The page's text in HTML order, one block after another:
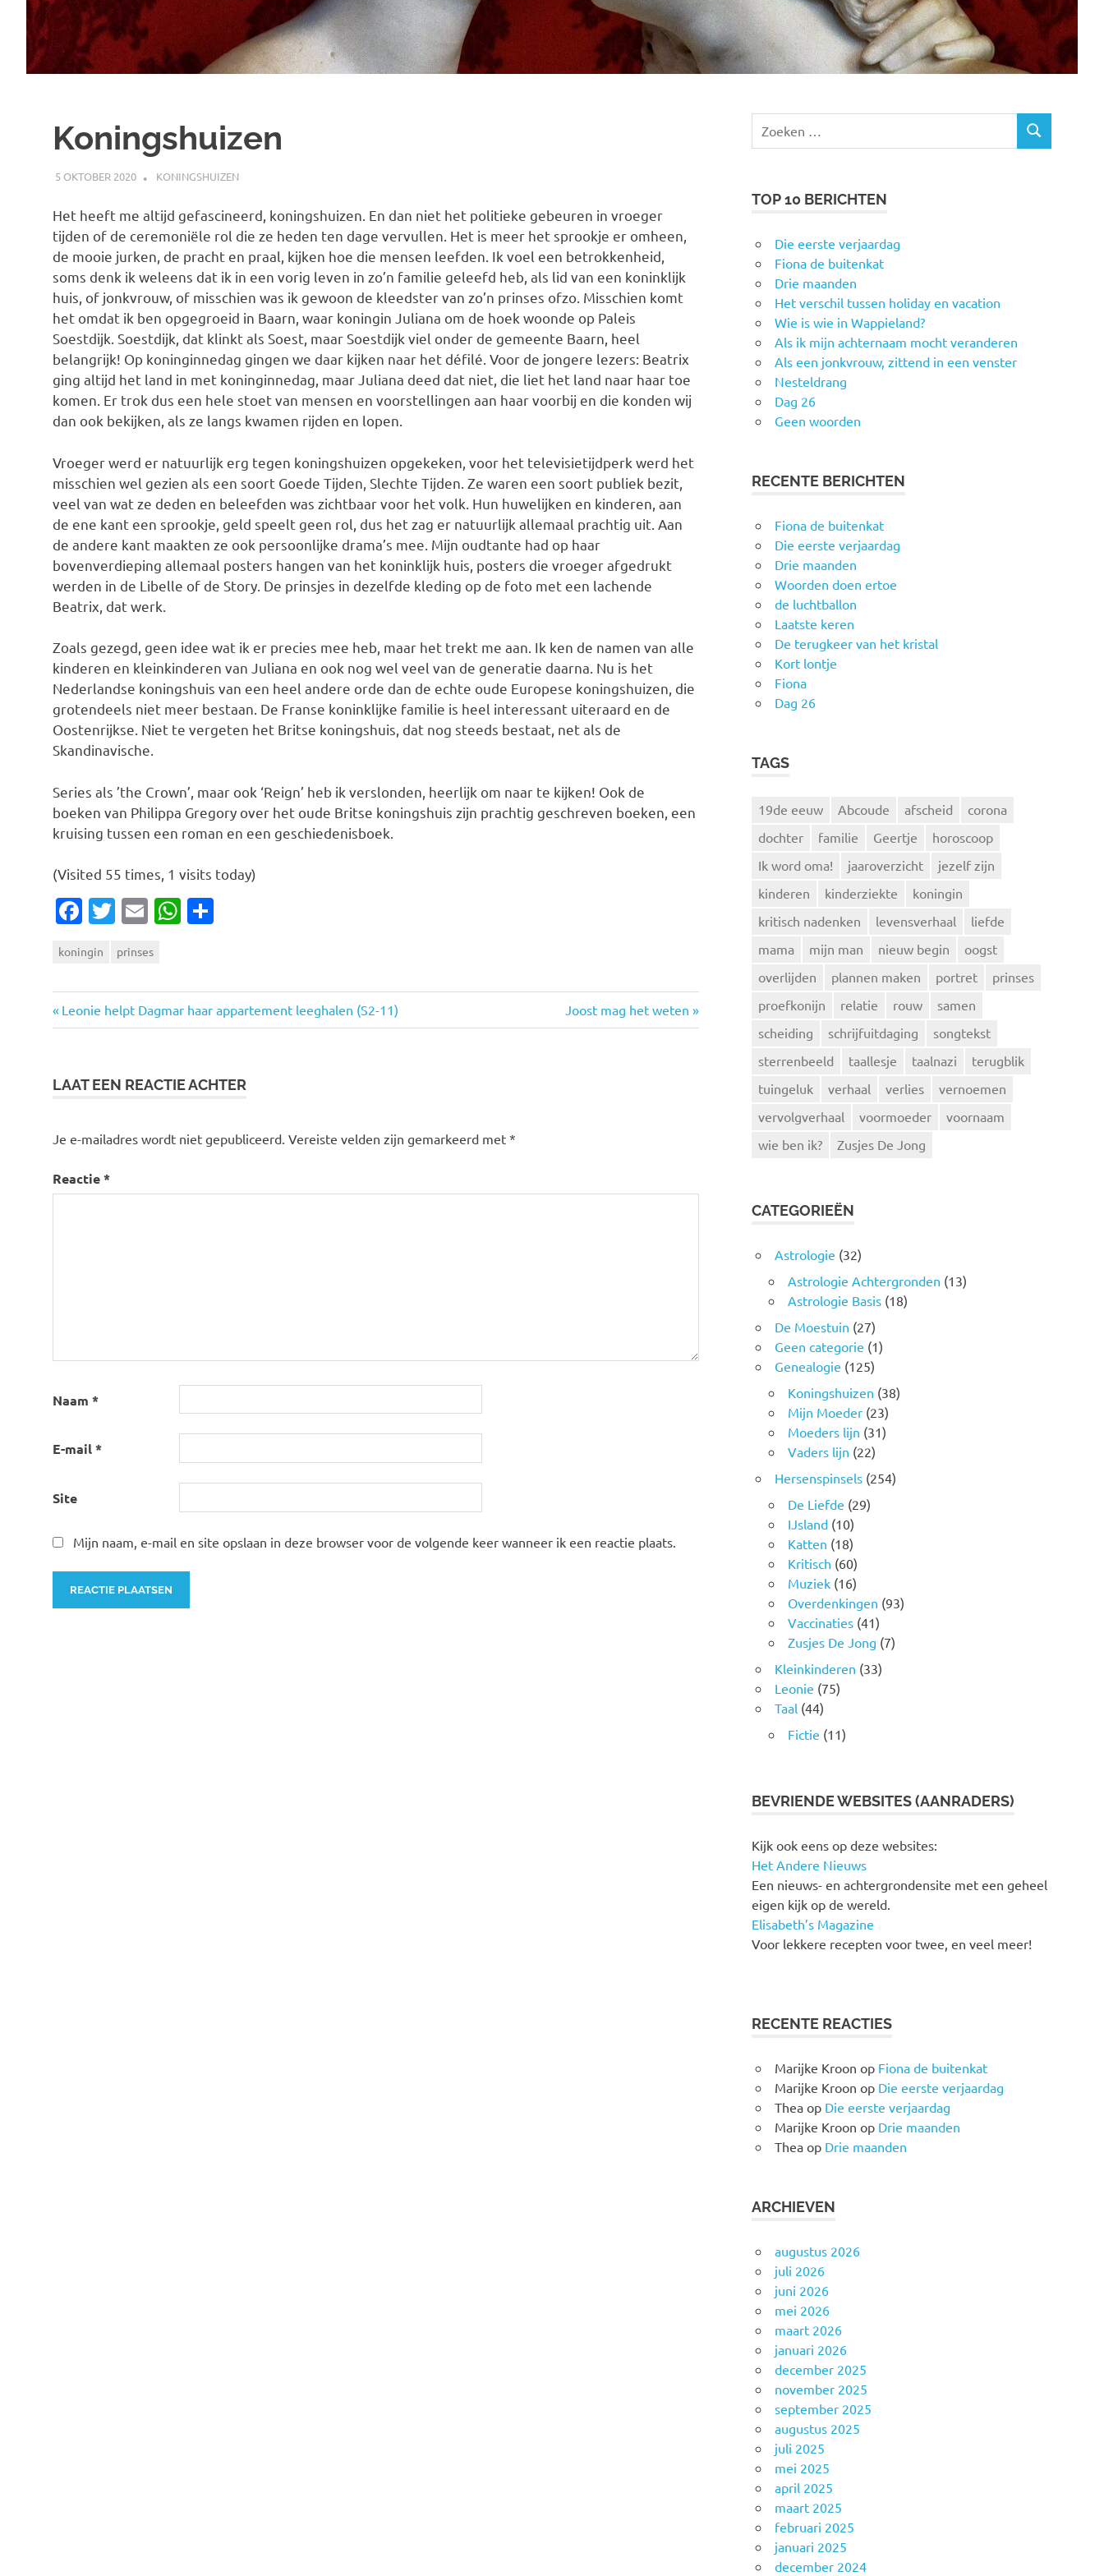
Koningshuizen
5 OKTOBER 2020 MARJOLEIN
KONINGSHUIZEN
Het heeft me altijd gefascineerd, koningshuizen. En dan niet het politieke gebeuren in vroeger
tijden of de ceremoniële rol die ze heden ten dage vervullen. Het is meer het sprookje er omheen,
de mooie jurken, de pracht en praal, kijken hoe die mensen leefden. Ik voel een betrokkenheid,
soms denk ik weleens dat ik in een vorig leven in zo’n familie geleefd heb, als lid van een koninklijk
huis, of jonkvrouw, of misschien was ik gewoon de kleedster van zo’n prinses ofzo. Misschien komt
het omdat ik ben opgegroeid in Baarn, waar koningin Juliana om de hoek woonde op Paleis
Soestdijk. Soestdijk, dat klinkt als Soest, maar Soestdijk viel onder de gemeente Baarn, heel
belangrijk! Op koninginnedag gingen we daar kijken naar het défilé. Voor de jongere lezers: Beatrix
ging altijd het land in met koninginnedag, maar Juliana deed dat niet, die liet het land naar haar toe
komen. Er trok dus een hele stoet van mensen en voorstellingen aan haar voorbij en die konden wij
dan ook bekijken, als ze langs kwamen rijden en lopen.
Vroeger werd er natuurlijk erg tegen koningshuizen opgekeken, voor het televisietijdperk werd het
misschien wel gezien als een soort Goede Tijden, Slechte Tijden. Ze waren een soort publiek bezit,
veel van wat ze deden en beleefden was zichtbaar voor het volk. Hun huwelijken en kinderen, aan
de ene kant een sprookje, geld speelt geen rol, dus het zag er natuurlijk allemaal prachtig uit. Aan
de andere kant maakten ze ook persoonlijke drama’s mee. Mijn oudtante had op haar
bovenverdieping allemaal posters hangen van het koninklijk huis, posters die vroeger afgedrukt
werden in de Libelle of de Story. De prinsjes in dezelfde kleding op de foto met een lachende
Beatrix, dat werk.
Zoals gezegd, geen idee wat ik er precies mee heb, maar het trekt me aan. Ik ken de namen van alle
kinderen en kleinkinderen van Juliana en ook nog wel veel van de generatie daarna. Nu is het
Nederlandse koningshuis van een heel andere orde dan de echte oude Europese koningshuizen, die
grotendeels niet meer bestaan. De Franse koninklijke familie is heel interessant uiteraard en de
Oostenrijkse. Niet te vergeten het Britse koningshuis, dat nog steeds bestaat, net als de
Skandinavische.
Series als ’the Crown’, maar ook ‘Reign’ heb ik verslonden, heerlijk om naar te kijken! Ook de
boeken van Philippa Gregory over het oude Britse koningshuis zijn prachtig geschreven boeken, een
kruising tussen een roman en een geschiedenisboek.
(Visited 55 times, 1 visits today)
Facebook
Twitter
EmailWhatsApp
koningin prinses
Bericht
Vorige
bericht:
Leonie helpt Dagmar haar appartement leeghalen (S2-11)
Volgende
bericht:
Joost mag het weten
LAAT EEN REACTIE ACHTER
Je e-mailadres wordt niet gepubliceerd. Vereiste velden zijn gemarkeerd met *
Reactie*
Naam *
E-mail*
Site
Mijn naam, e-mail en site opslaan in deze browser voor de volgende keer wanneer ik een reactie plaats.
Zoeken
ZOEKEN
TOP 10 BERICHTEN
Die eerste verjaardag
Fiona de buitenkat
Drie maanden
Het verschil tussen holiday en vacation
Wie is wie in Wappieland?
Als ik mijn achternaam mocht veranderen
Als een jonkvrouw, zittend in een venster
Nesteldrang
Dag 26
Geen woorden
RECENTE BERICHTEN
Fiona de buitenkat
Die eerste verjaardag
Drie maanden
Woorden doen ertoe
de luchtballon
Laatste keren
De terugkeer van het kristal
Kort lontje
Fiona
Dag 26
TAGS
19de eeuw Abcoude afscheid
corona
dochter
familie Geertje
horoscoop
Ik word oma!
jaaroverzicht
jezelf zijn
kinderen
kinderziekte
koningin
kritisch nadenken
levensverhaal
liefde
mama
mijn man nieuw begin
oogst
overlijden
plannen maken portret
prinses
proefkonijn
relatie rouw
samen
scheiding
schrijfuitdaging
songtekst
sterrenbeeld
taallesje taalnazi
terugblik
tuingeluk
verhaal verlies
vernoemen
vervolgverhaal
voormoeder
voornaam
wie ben ik?
Zusjes De Jong
CATEGORIEËN
Astrologie (32)
Astrologie Achtergronden (13)
Astrologie Basis (18)
De Moestuin (27)
Geen categorie (1)
Genealogie (125)
Koningshuizen (38)
Mijn Moeder (23)
Moeders lijn (31)
Vaders lijn (22)
Hersenspinsels (254)
De Liefde (29)
IJsland (10)
Katten (18)
Kritisch (60)
Muziek (16)
Overdenkingen (93)
Vaccinaties (41)
Zusjes De Jong (7)
Kleinkinderen (33)
Leonie (75)
Taal (44)
Fictie (11)
BEVRIENDE WEBSITES (AANRADERS)
Kijk ook eens op deze websites:
Het Andere Nieuws
Een nieuws- en achtergrondensite met een geheel
eigen kijk op de wereld.
Elisabeth’s Magazine
Voor lekkere recepten voor twee, en veel meer!
RECENTE REACTIES
Marijke Kroon op Fiona de buitenkat
Marijke Kroon op Die eerste verjaardag
Thea op Die eerste verjaardag
Marijke Kroon op Drie maanden
Thea op Drie maanden
ARCHIEVEN
augustus 2026
juli 2026
juni 2026
mei 2026
maart 2026
januari 2026
december 2025
november 2025
september 2025
augustus 2025
juli 2025
mei 2025
april 2025
maart 2025
februari 2025
januari 2025
december 2024